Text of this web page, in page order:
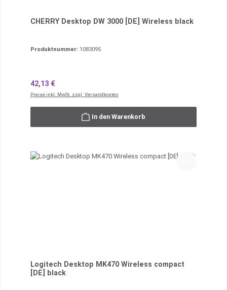
CHERRY Desktop DW 3000 [DE] Wireless black
Produktnummer: 1083095
Regulärer Preis:
42,13 €
Preise inkl. MwSt. zzgl. Versandkosten
In den Warenkorb
Logitech Desktop MK470 Wireless compact
[DE] black